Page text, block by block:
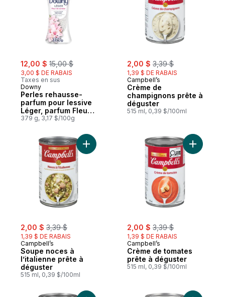
sale:
12,00 $ , formerly:
15,00 $
3,00 $ DE RABAIS
Taxes en sus
Downy
Perles rehausse-
parfum pour lessive
Léger, parfum Fleur
de cerisier, perles
lessive, conçues
pour être douces
avec une légère
bouffée de parfum,
sans parfums
prononcés
379 g, 3,17 $/100g
sale:
2,00 $ , formerly:
3,39 $
1,39 $ DE RABAIS
Campbell’s
Crème de
champignons prête à
déguster
515 ml, 0,39 $/100ml
sale:
2,00 $ , formerly:
3,39 $
1,39 $ DE RABAIS
Campbell’s
Soupe noces à
l’italienne prête à
déguster
515 ml, 0,39 $/100ml
Ajouter Soupe noces à l’italienne prête
sale:
2,00 $ , formerly:
3,39 $
1,39 $ DE RABAIS
Campbell’s
Crème de tomates
prête à déguster
515 ml, 0,39 $/100ml
Ajouter